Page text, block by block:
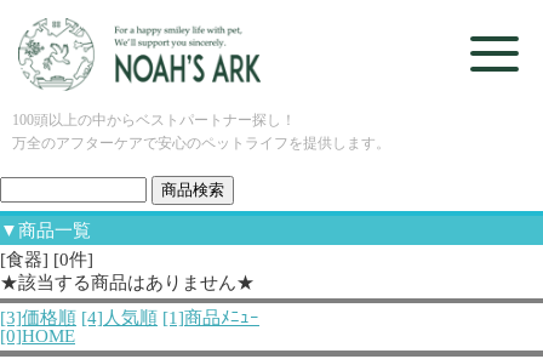
100頭以上の中からベストパートナー探し！
万全のアフターケアで安心のペットライフを提供します。
▼商品一覧
[食器] [0件]
★該当する商品はありません★
[3]価格順 [4]人気順 [1]商品ﾒﾆｭｰ
[0]HOME